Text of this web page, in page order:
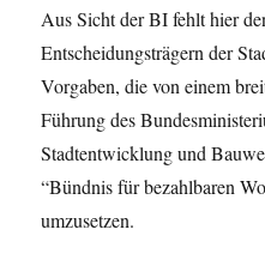
Aus Sicht der BI fehlt hier
Entscheidungsträgern der
Vorgaben, die von einem
Führung des
Stadtentwicklung und
“Bündnis für bezahlbaren
umzusetzen.